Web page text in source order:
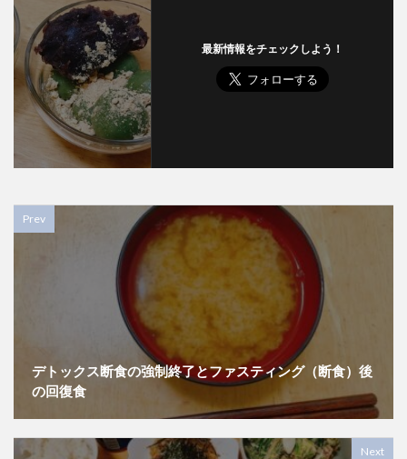
最新情報をチェックしよう！
Prev
デトックス断食の強制終了とファスティング（断食）後
の回復食
Next